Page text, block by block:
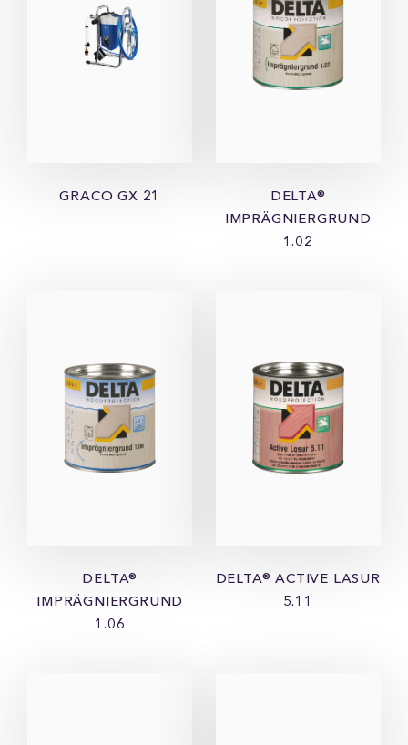
GRACO GX 21
DELTA®
IMPRÄGNIERGRUND
1.02
DELTA®
IMPRÄGNIERGRUND
1.06
DELTA® ACTIVE LASUR
5.11